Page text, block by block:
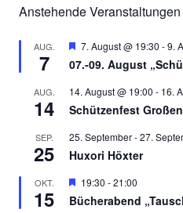
Anstehende Veranstaltungen
AUG.
7
Hervorgehoben
7. August @ 19:30 -9.
07.-09. August
AUG.
14
14. August @ 19:00 - 16.
Schützenfest
SEP.
25
25. September-27.
Huxori Höxter
OKT.
15
Hervorgehoben
19:30 -21:00
Bücherabend